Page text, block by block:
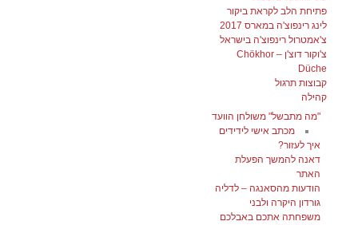
פתיחת הלב לקראת ביקור
לינג רינפוצ'ה במארס 2017
צ'אמטרול רינפוצ'ה בישראל
צ'וקור דוצ'ן – Chökhor
Düche
קבוצות תרגול
קהילה
"מה מתבשל" משולחן הוועד
מכתב אישי לידידים
איך לעזור?
דאנה להמשך הפעלת
האתר
הודעות מהסאנגה – לדליה
גורדון היקרה ולבני
משפחתה אתכם באבלכם